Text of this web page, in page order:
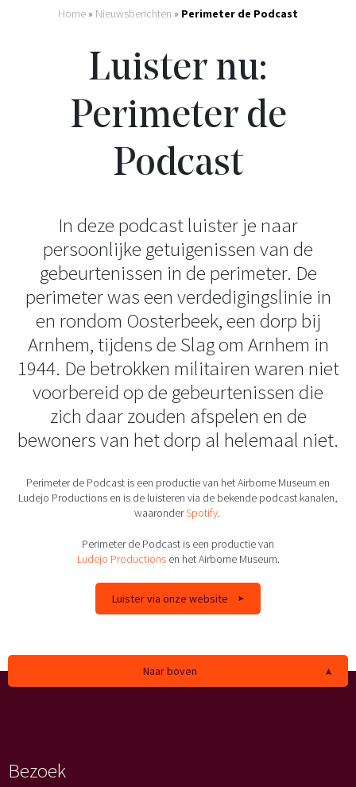
Home » Nieuwsberichten » Perimeter de Podcast
Luister nu:
Perimeter de
Podcast
In deze podcast luister je naar
persoonlijke getuigenissen van de
gebeurtenissen in de perimeter. De
perimeter was een verdedigingslinie in
en rondom Oosterbeek, een dorp bij
Arnhem, tijdens de Slag om Arnhem in
1944. De betrokken militairen waren niet
voorbereid op de gebeurtenissen die
zich daar zouden afspelen en de
bewoners van het dorp al helemaal niet.
Perimeter de Podcast is een productie van het Airborne Museum en
Ludejo Productions en is de luisteren via de bekende podcast kanalen,
waaronderSpotify.
Perimeter de Podcast is een productie van
Ludejo Productionsen het Airborne Museum.
Luister via onze website
Naar boven
Bezoek